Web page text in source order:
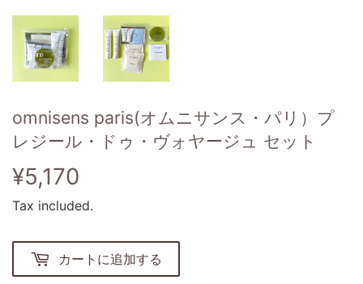
omnisens paris(オムニサンス・パリ）プ
レジール・ドゥ・ヴォヤージュ セット
¥5,170
Tax included.
カートに追加する